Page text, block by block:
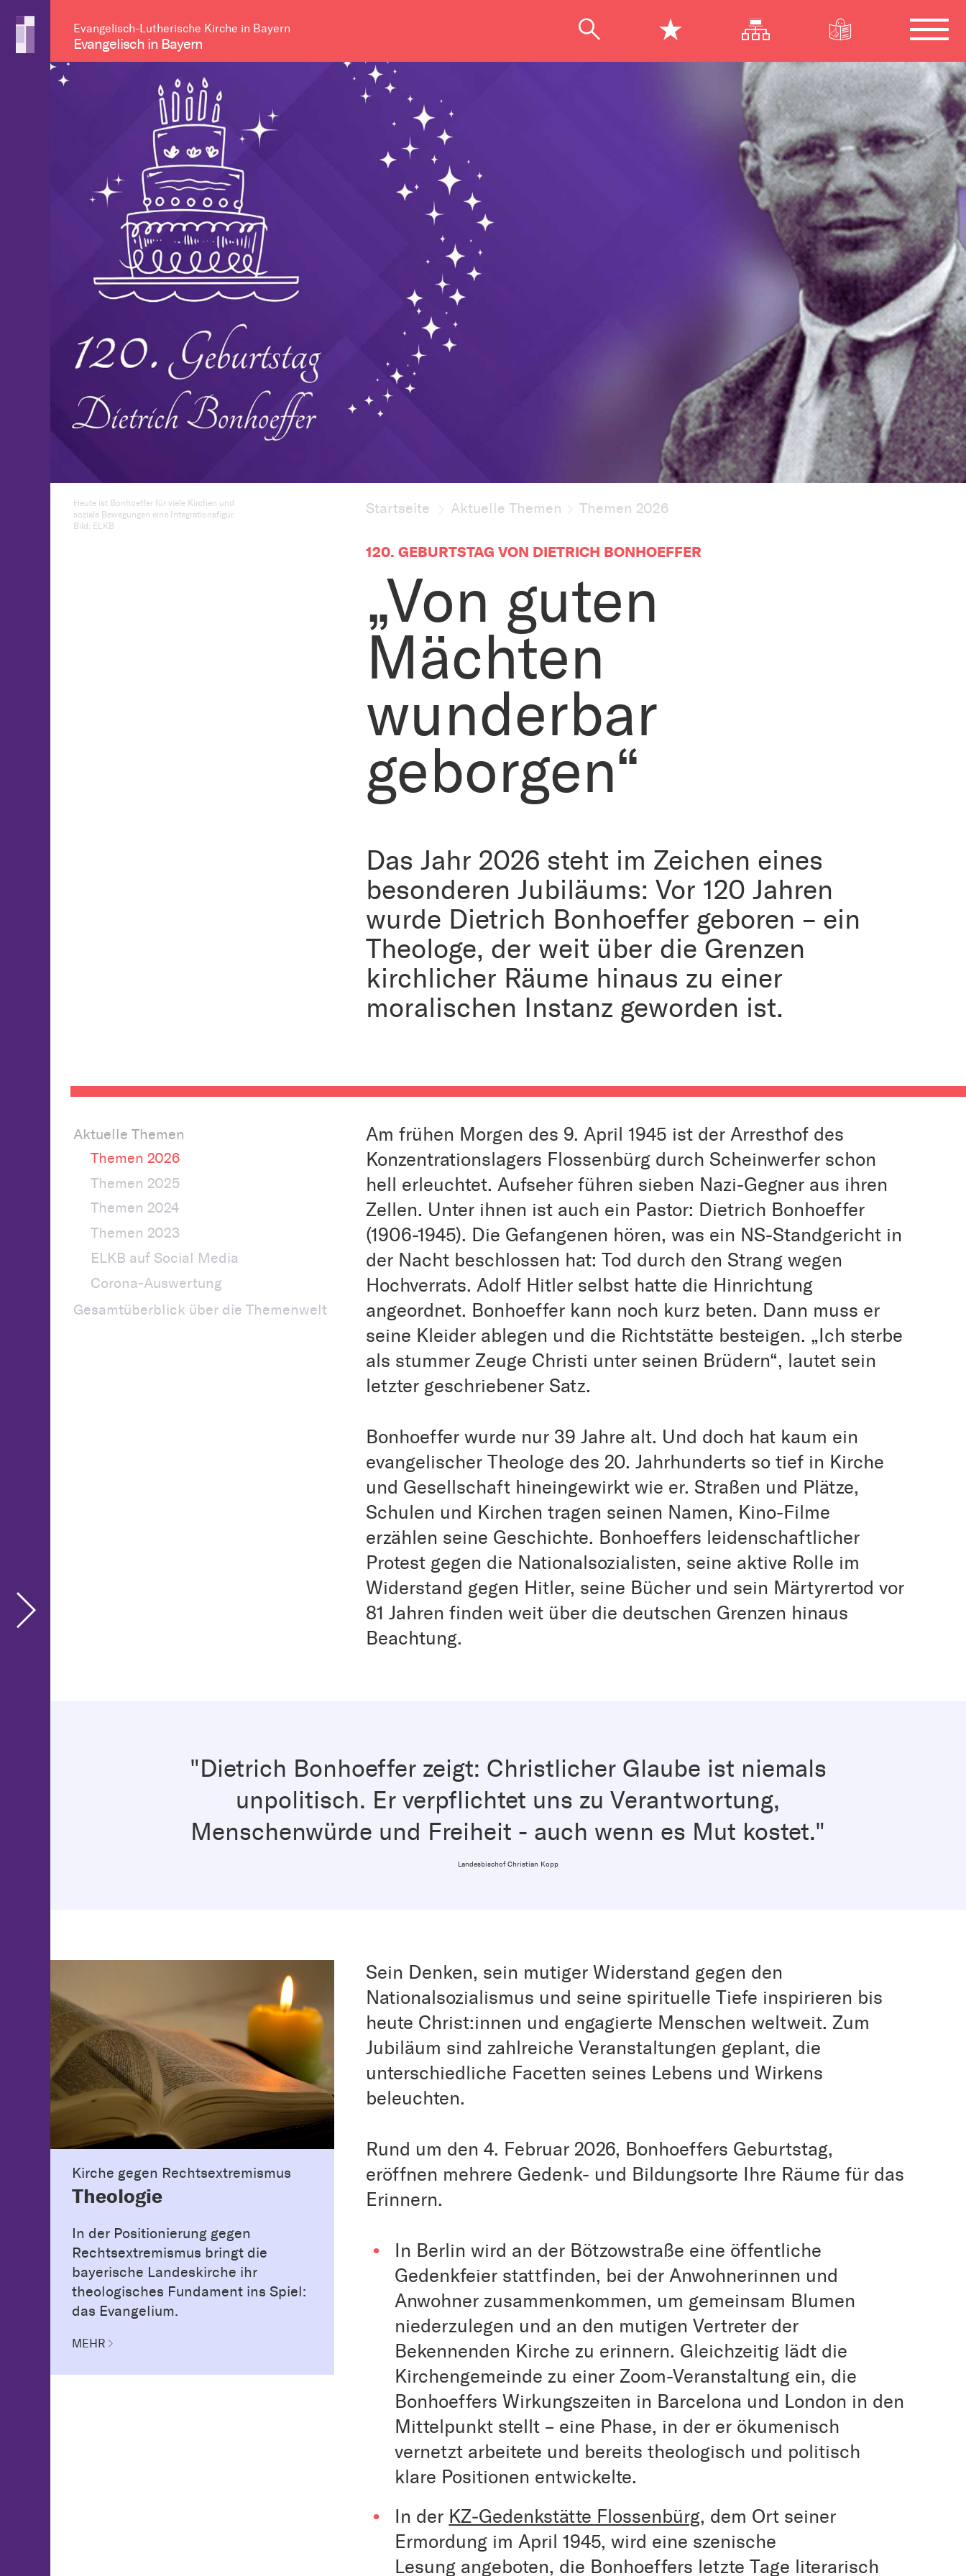
Evangelisch-Lutherische Kirche in Bayern
Evangelisch in Bayern
Heute ist Bonhoeffer für viele Kirchen und
soziale Bewegungen eine Integrationsfigur.
Bild: ELKB
Startseite Aktuelle Themen Themen 2026
120. GEBURTSTAG VON DIETRICH BONHOEFFER
„Von guten
Mächten
wunderbar
geborgen“
Das Jahr 2026 steht im Zeichen eines
besonderen Jubiläums: Vor 120 Jahren
wurde Dietrich Bonhoeffer geboren – ein
Theologe, der weit über die Grenzen
kirchlicher Räume hinaus zu einer
moralischen Instanz geworden ist.
Aktuelle Themen
Themen 2026
Themen 2025
Themen 2024
Themen 2023
ELKB auf Social Media
Corona-Auswertung
Gesamtüberblick über die Themenwelt
Am frühen Morgen des 9. April 1945 ist der Arresthof des
Konzentrationslagers Flossenbürg durch Scheinwerfer schon
hell erleuchtet. Aufseher führen sieben Nazi-Gegner aus ihren
Zellen. Unter ihnen ist auch ein Pastor: Dietrich Bonhoeffer
(1906-1945). Die Gefangenen hören, was ein NS-Standgericht in
der Nacht beschlossen hat: Tod durch den Strang wegen
Hochverrats. Adolf Hitler selbst hatte die Hinrichtung
angeordnet. Bonhoeffer kann noch kurz beten. Dann muss er
seine Kleider ablegen und die Richtstätte besteigen. „Ich sterbe
als stummer Zeuge Christi unter seinen Brüdern“, lautet sein
letzter geschriebener Satz.
Bonhoeffer wurde nur 39 Jahre alt. Und doch hat kaum ein
evangelischer Theologe des 20. Jahrhunderts so tief in Kirche
und Gesellschaft hineingewirkt wie er. Straßen und Plätze,
Schulen und Kirchen tragen seinen Namen, Kino-Filme
erzählen seine Geschichte. Bonhoeffers leidenschaftlicher
Protest gegen die Nationalsozialisten, seine aktive Rolle im
Widerstand gegen Hitler, seine Bücher und sein Märtyrertod vor
81 Jahren finden weit über die deutschen Grenzen hinaus
Beachtung.
"Dietrich Bonhoeffer zeigt: Christlicher Glaube ist niemals
unpolitisch. Er verpflichtet uns zu Verantwortung,
Menschenwürde und Freiheit - auch wenn es Mut kostet."
Landesbischof Christian Kopp
Kirche gegen Rechtsextremismus
Theologie
In der Positionierung gegen
Rechtsextremismus bringt die
bayerische Landeskirche ihr
theologisches Fundament ins Spiel:
das Evangelium.
MEHR
Sein Denken, sein mutiger Widerstand gegen den
Nationalsozialismus und seine spirituelle Tiefe inspirieren bis
heute Christ:innen und engagierte Menschen weltweit. Zum
Jubiläum sind zahlreiche Veranstaltungen geplant, die
unterschiedliche Facetten seines Lebens und Wirkens
beleuchten.
Rund um den 4. Februar 2026, Bonhoeffers Geburtstag,
eröffnen mehrere Gedenk- und Bildungsorte Ihre Räume für das
Erinnern.
In Berlin wird an der Bötzowstraße eine öffentliche
Gedenkfeier stattfinden, bei der Anwohnerinnen und
Anwohner zusammenkommen, um gemeinsam Blumen
niederzulegen und an den mutigen Vertreter der
Bekennenden Kirche zu erinnern. Gleichzeitig lädt die
Kirchengemeinde zu einer Zoom-Veranstaltung ein, die
Bonhoeffers Wirkungszeiten in Barcelona und London in den
Mittelpunkt stellt – eine Phase, in der er ökumenisch
vernetzt arbeitete und bereits theologisch und politisch
klare Positionen entwickelte.
In der KZ‑Gedenkstätte Flossenbürg, dem Ort seiner
Ermordung im April 1945, wird eine szenische
Lesung angeboten, die Bonhoeffers letzte Tage literarisch